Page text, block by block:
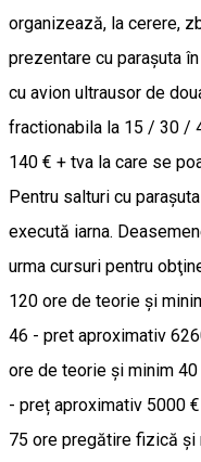
organizează, la cerere,
prezentare cu parașuta
cu avion ultrausor de
fractionabila la 15 / 30 /
140 € + tva la care se
Pentru salturi cu
execută iarna.
urma cursuri pentru
120 ore de teorie şi
46 - pret aproximativ
ore de teorie şi minim
- preț aproximativ 5000
75 ore pregătire fizică şi